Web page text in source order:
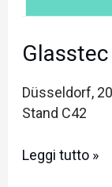
Düsseldorf,
Stand C42
Leggi tutto »